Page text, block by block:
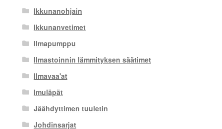
Ikkunanohjain
Ikkunanvetimet
Ilmapumppu
Ilmastoinnin lämmityksen säätimet
Ilmavaa'at
Imuläpät
Jäähdyttimen tuuletin
Johdinsarjat